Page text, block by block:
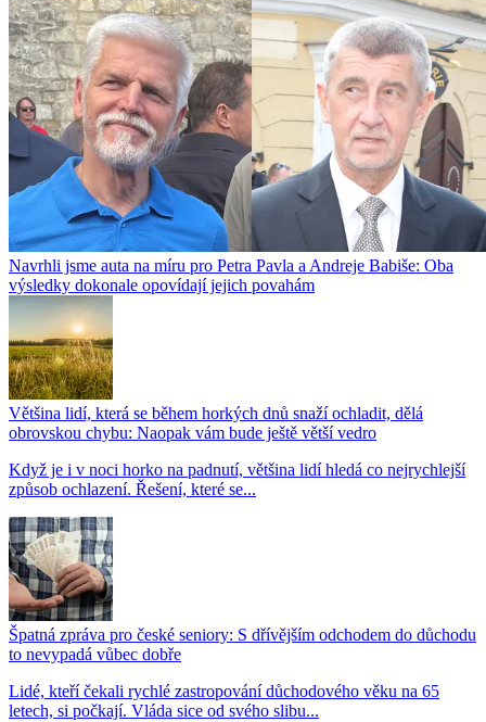
Navrhli jsme auta na míru pro Petra Pavla a Andreje Babiše: Oba
výsledky dokonale opovídají jejich povahám
Většina lidí, která se během horkých dnů snaží ochladit, dělá
obrovskou chybu: Naopak vám bude ještě větší vedro
Když je i v noci horko na padnutí, většina lidí hledá co nejrychlejší
způsob ochlazení. Řešení, které se...
Špatná zpráva pro české seniory: S dřívějším odchodem do důchodu
to nevypadá vůbec dobře
Lidé, kteří čekali rychlé zastropování důchodového věku na 65
letech, si počkají. Vláda sice od svého slibu...